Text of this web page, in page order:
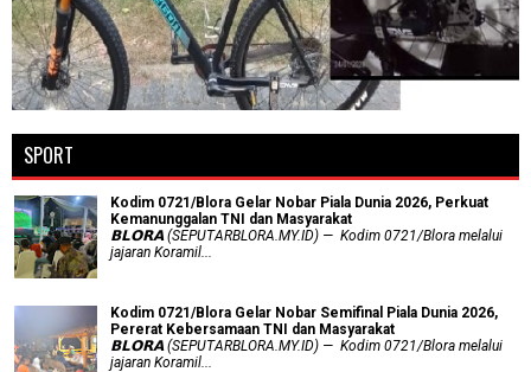
SPORT
Kodim 0721/Blora Gelar Nobar Piala Dunia 2026, Perkuat
Kemanunggalan TNI dan Masyarakat
𝗕𝗟𝗢𝗥𝗔 (SEPUTARBLORA.MY.ID) — Kodim 0721/Blora melalui
jajaran Koramil...
Kodim 0721/Blora Gelar Nobar Semifinal Piala Dunia 2026,
Pererat Kebersamaan TNI dan Masyarakat
𝗕𝗟𝗢𝗥𝗔 (SEPUTARBLORA.MY.ID) — Kodim 0721/Blora melalui
jajaran Koramil...